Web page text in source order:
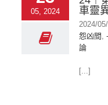
05, 2024
車靈
2024/
怨凶間 ,
論
[...]